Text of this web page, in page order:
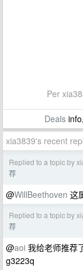
Per
Deals
xia3839's recent
Replied to a topic by
荐
@WillBeethoven 这
Replied to a topic by
荐
@aoi 我给老师推荐
g3223q